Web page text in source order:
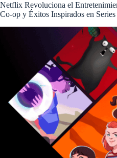
Netflix Revoluciona el
Co-op y Éxitos Inspirados en Series